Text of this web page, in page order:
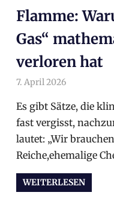
Flamme:
Gas“
verloren hat
7. April 2026
Es gibt Sätze, die
fast vergisst,
lautet: „Wir
Reiche,ehemalige
WEITERLESEN